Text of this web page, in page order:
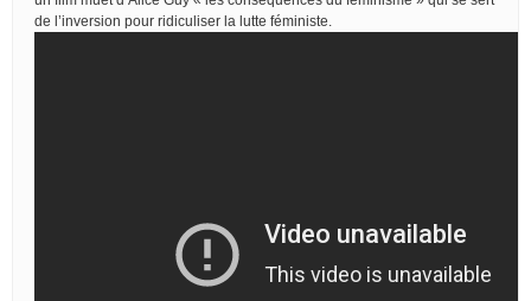
de l’inversion pour ridiculiser la lutte féministe.